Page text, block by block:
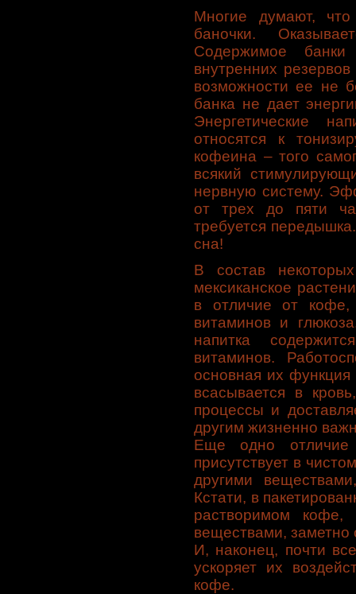
Многие думают, что
баночки.
Содержимое
внутренних
возможности ее не
банка не дает
Энергетические
относятся к
кофеина – того
всякий
нервную систему.
от трех до пяти
требуется
сна!
В состав
мексиканское
в отличие от кофе,
витаминов и
напитка
витаминов.
основная их функция
всасывается в
процессы и
другим жизненно
Еще одно отличие
присутствует в
другими
Кстати, в
растворимом
веществами,
И, наконец, почти
ускоряет их
кофе.